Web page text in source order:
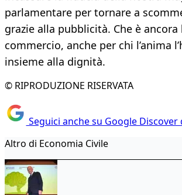
parlamentare per tornare a
grazie alla pubblicità. Che è ancora
commercio, anche per chi l’anima
insieme alla dignità.
© RIPRODUZIONE RISERVATA
Seguici anche su Google Discover
Altro di Economia Civile